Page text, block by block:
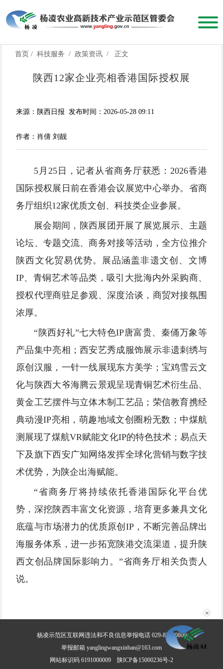
首页 / 科技服务 / 政策资讯 / 正文
陕西12家企业亮相香港国际授权展
来源：陕西日报 发布时间：2026-05-28 09:11
作者：肖倩 刘靓
5月25日，记者从省商务厅获悉：2026香港
国际授权展日前在香港会议展览中心举办。省商
务厅组织12家优质文创、科技类企业参展。
展会期间，陕西展团开展了展览展示、主题
论坛、专题交流、商务对接等活动，全方位推介
陕西文化贸易优势。展品涵盖非遗文创、文博
IP、青铜艺术等品类，吸引大批海内外采购商、
授权代理商驻足参观、深度洽谈，商贸对接氛围
浓厚。
“陕西好礼”七大特色IP唐富贵、秦俑万象等
产品集中亮相；西安艺秀成服饰展示非遗刺绣与
原创汉服，一针一线展现东方美学；宝鸡雪云文
化与陕西大爷海腾云景观呈现青铜艺术衍生品、
黄金工艺摆件与立体木制工艺品；荣信教育携经
典动漫IP亮相，萌趣地域文创圈粉无数；中煤航
测展现了煤航VR赋能文化IP的特色技术；易点天
下及旗下西安广知网络发挥全球化营销与数字技
术优势，为陕企出海赋能。
“省商务厅将持续依托香港国际化平台优
势，深挖陕西丰富文化资源，培育更多兼具文化
底蕴与市场潜力的优质原创IP，不断完善品牌出
海服务体系，进一步拓宽陕港交流渠道，提升陕
西文创品牌国际影响力。”省商务厅相关负责人
说。
杨凌示范区互联网违法和不良信息举报电话 029-87030800
举报邮箱 yanglingwangxinban@163.com
网站标识码 6191000009
陕ICP备15000236号-2
✕